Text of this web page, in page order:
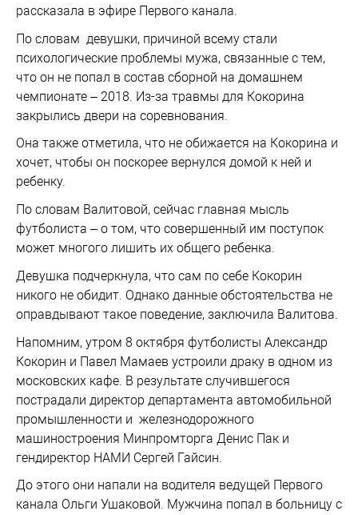
рассказала в эфире Первого канала.
По словам девушки, причиной всему стали
психологические проблемы мужа, связанные с тем,
что он не попал в состав сборной на домашнем
чемпионате – 2018. Из-за травмы для Кокорина
закрылись двери на соревнования.
Она также отметила, что не обижается на Кокорина и
хочет, чтобы он поскорее вернулся домой к ней и
ребенку.
По словам Валитовой, сейчас главная мысль
футболиста – о том, что совершенный им поступок
может многого лишить их общего ребенка.
Девушка подчеркнула, что сам по себе Кокорин
никого не обидит. Однако данные обстоятельства не
оправдывают такое поведение, заключила Валитова.
Напомним, утром 8 октября футболисты Александр
Кокорин и Павел Мамаев устроили драку в одном из
московских кафе. В результате случившегося
пострадали директор департамента автомобильной
промышленности и железнодорожного
машиностроения Минпромторга Денис Пак и
гендиректор НАМИ Сергей Гайсин.
До этого они напали на водителя ведущей Первого
канала Ольги Ушаковой. Мужчина попал в больницу с